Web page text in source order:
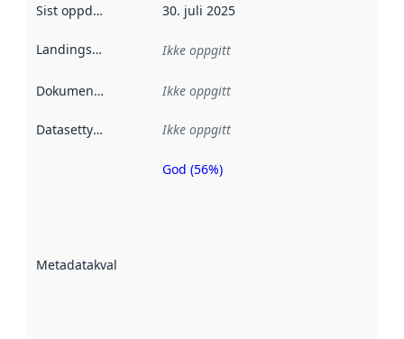
Sist oppdatert 30. juli 2025
Landingsside Ikke oppgitt
Dokumentasjon Ikke oppgitt
Datasettype Ikke oppgitt
Metadatakvalitet
Metadatakvalitet
God (56%)